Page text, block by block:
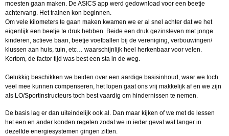
moesten gaan maken. De ASICS app werd gedownload voor een beetje
achtervang. Het trainen kon beginnen.
Om vele kilometers te gaan maken kwamen we er al snel achter dat we het
eigenlijk een beetje te druk hebben. Beide een druk gezinsleven met jonge
kinderen, actieve baan, beetje voetballen bij de vereniging, verbouwingen/
klussen aan huis, tuin, etc… waarschijnlijk heel herkenbaar voor velen.
Kortom, de factor tijd was best een sta in de weg.
Gelukkig beschikken we beiden over een aardige basisinhoud, waar we toch
veel mee kunnen compenseren, het lopen gaat ons vrij makkelijk af en we zijn
als LO/Sportinstructeurs toch best vaardig om hindernissen te nemen.
De basis lag er dan uiteindelijk ook al. Dan maar kijken of we met de lessen
het een en ander konden regelen zodat we in ieder geval wat langer in
dezelfde energiesystemen gingen zitten.